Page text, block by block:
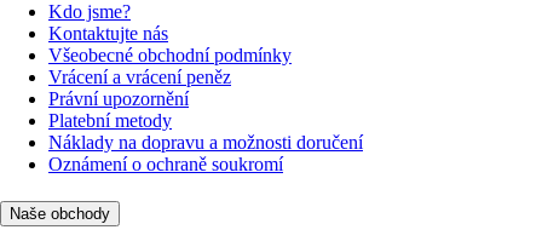
Kdo jsme?
Kontaktujte nás
Všeobecné obchodní podmínky
Vrácení a vrácení peněz
Právní upozornění
Platební metody
Náklady na dopravu a možnosti doručení
Oznámení o ochraně soukromí
Naše obchody